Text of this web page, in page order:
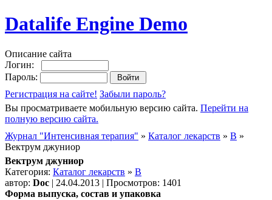
Datalife Engine Demo
Описание сайта
Логин:
Пароль:
Регистрация на сайте! Забыли пароль?
Вы просматриваете мобильную версию сайта. Перейти на
полную версию сайта.
Журнал "Интенсивная терапия" » Каталог лекарств » В »
Вектрум джуниор
Вектрум джуниор
Категория: Каталог лекарств » В
автор: Doc | 24.04.2013 | Просмотров: 1401
Форма выпуска, состав и упаковка